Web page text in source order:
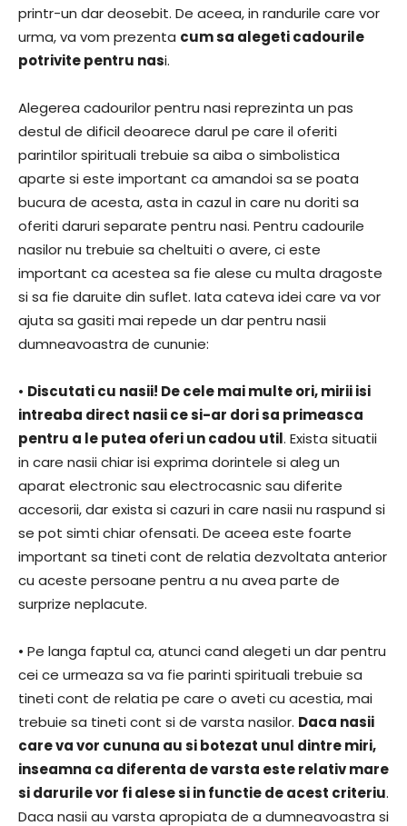
printr-un dar deosebit. De aceea, in randurile care vor
urma, va vom prezenta cum sa alegeti cadourile
potrivite pentru nasi.
Alegerea cadourilor pentru nasi reprezinta un pas
destul de dificil deoarece darul pe care il oferiti
parintilor spirituali trebuie sa aiba o simbolistica
aparte si este important ca amandoi sa se poata
bucura de acesta, asta in cazul in care nu doriti sa
oferiti daruri separate pentru nasi. Pentru cadourile
nasilor nu trebuie sa cheltuiti o avere, ci este
important ca acestea sa fie alese cu multa dragoste
si sa fie daruite din suflet. Iata cateva idei care va vor
ajuta sa gasiti mai repede un dar pentru nasii
dumneavoastra de cununie:
• Discutati cu nasii! De cele mai multe ori, mirii isi
intreaba direct nasii ce si-ar dori sa primeasca
pentru a le putea oferi un cadou util. Exista situatii
in care nasii chiar isi exprima dorintele si aleg un
aparat electronic sau electrocasnic sau diferite
accesorii, dar exista si cazuri in care nasii nu raspund si
se pot simti chiar ofensati. De aceea este foarte
important sa tineti cont de relatia dezvoltata anterior
cu aceste persoane pentru a nu avea parte de
surprize neplacute.
• Pe langa faptul ca, atunci cand alegeti un dar pentru
cei ce urmeaza sa va fie parinti spirituali trebuie sa
tineti cont de relatia pe care o aveti cu acestia, mai
trebuie sa tineti cont si de varsta nasilor. Daca nasii
care va vor cununa au si botezat unul dintre miri,
inseamna ca diferenta de varsta este relativ mare
si darurile vor fi alese si in functie de acest criteriu.
Daca nasii au varsta apropiata de a dumneavoastra si